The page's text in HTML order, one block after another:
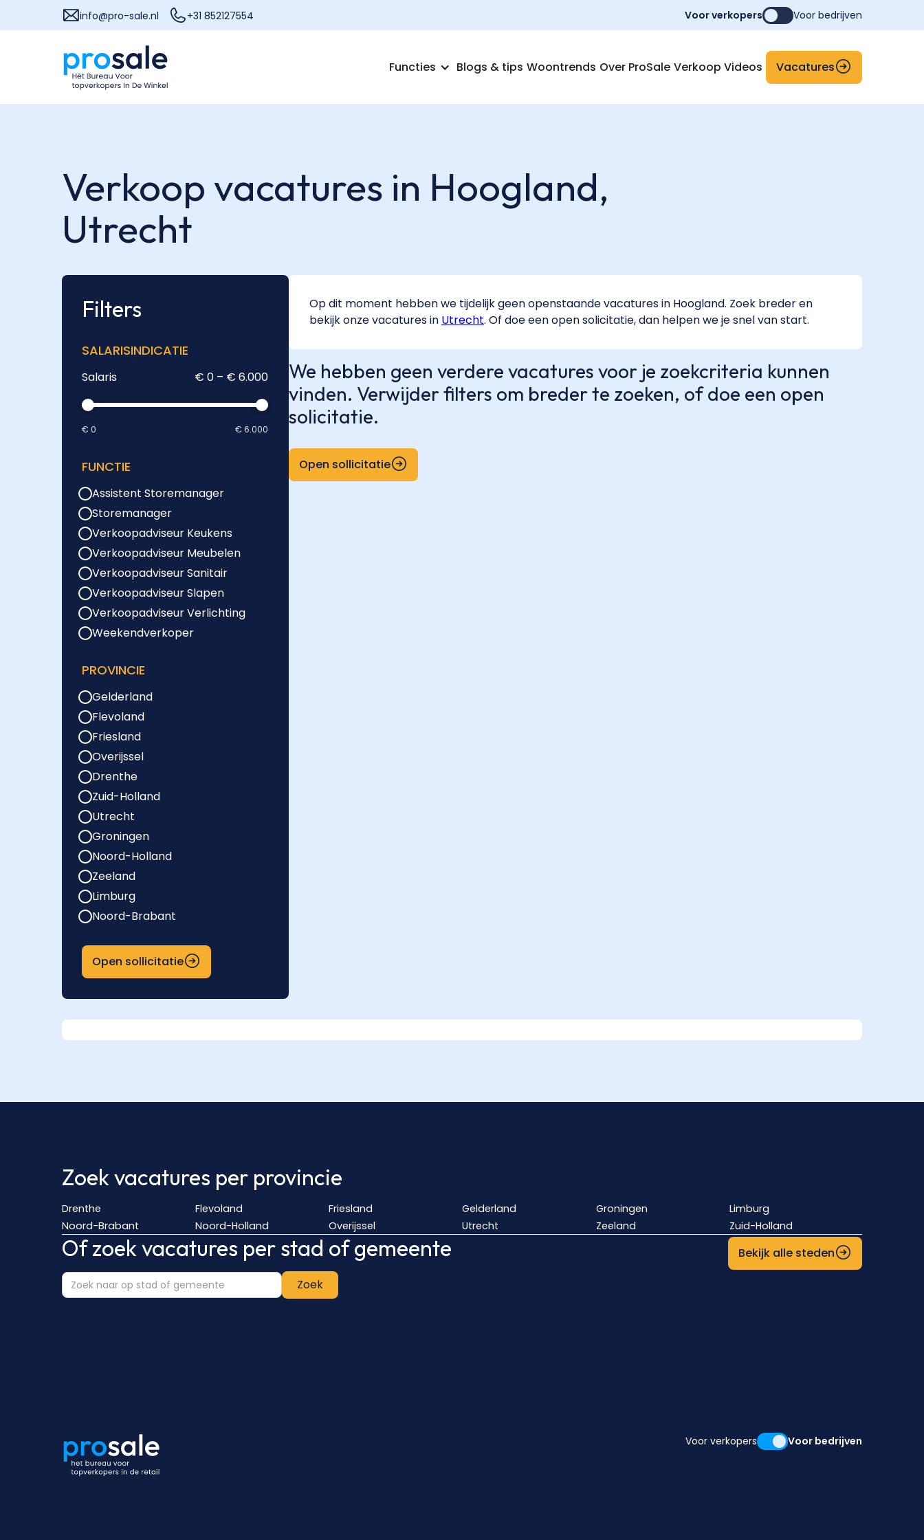
info@pro-sale.nl +31 852127554 Voor verkopers Voor bedrijven
Functies Blogs & tips Woontrends Over ProSale Verkoop Videos Vacatures
Verkoop vacatures in Hoogland,
Utrecht
Filters
SALARISINDICATIE
Salaris € 0 – € 6.000
€ 0 € 6.000
FUNCTIE
Assistent Storemanager
Storemanager
Verkoopadviseur Keukens
Verkoopadviseur Meubelen
Verkoopadviseur Sanitair
Verkoopadviseur Slapen
Verkoopadviseur Verlichting
Weekendverkoper
PROVINCIE
Gelderland
Flevoland
Friesland
Overijssel
Drenthe
Zuid-Holland
Utrecht
Groningen
Noord-Holland
Zeeland
Limburg
Noord-Brabant
Open sollicitatie
Op dit moment hebben we tijdelijk geen openstaande vacatures in Hoogland. Zoek breder en
bekijk onze vacatures in Utrecht. Of doe een open solicitatie, dan helpen we je snel van start.
We hebben geen verdere vacatures voor je zoekcriteria kunnen
vinden. Verwijder filters om breder te zoeken, of doe een open
solicitatie.
Open sollicitatie
Zoek vacatures per provincie
Drenthe Flevoland Friesland Gelderland Groningen
Limburg
Noord-Brabant
Noord-Holland Overijssel Utrecht Zeeland Zuid-Holland
Of zoek vacatures per stad of gemeente Bekijk alle steden
Voor verkopers Voor bedrijven